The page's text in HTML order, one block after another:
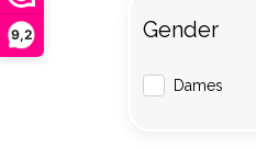
9,2 Gender
Dames